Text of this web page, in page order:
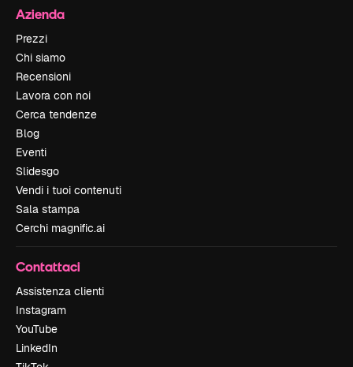
Azienda
Prezzi
Chi siamo
Recensioni
Lavora con noi
Cerca tendenze
Blog
Eventi
Slidesgo
Vendi i tuoi contenuti
Sala stampa
Cerchi magnific.ai
Contattaci
Assistenza clienti
Instagram
YouTube
LinkedIn